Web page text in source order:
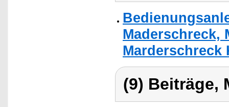
Maderschreck,
Marderschreck
(9) Beiträge,